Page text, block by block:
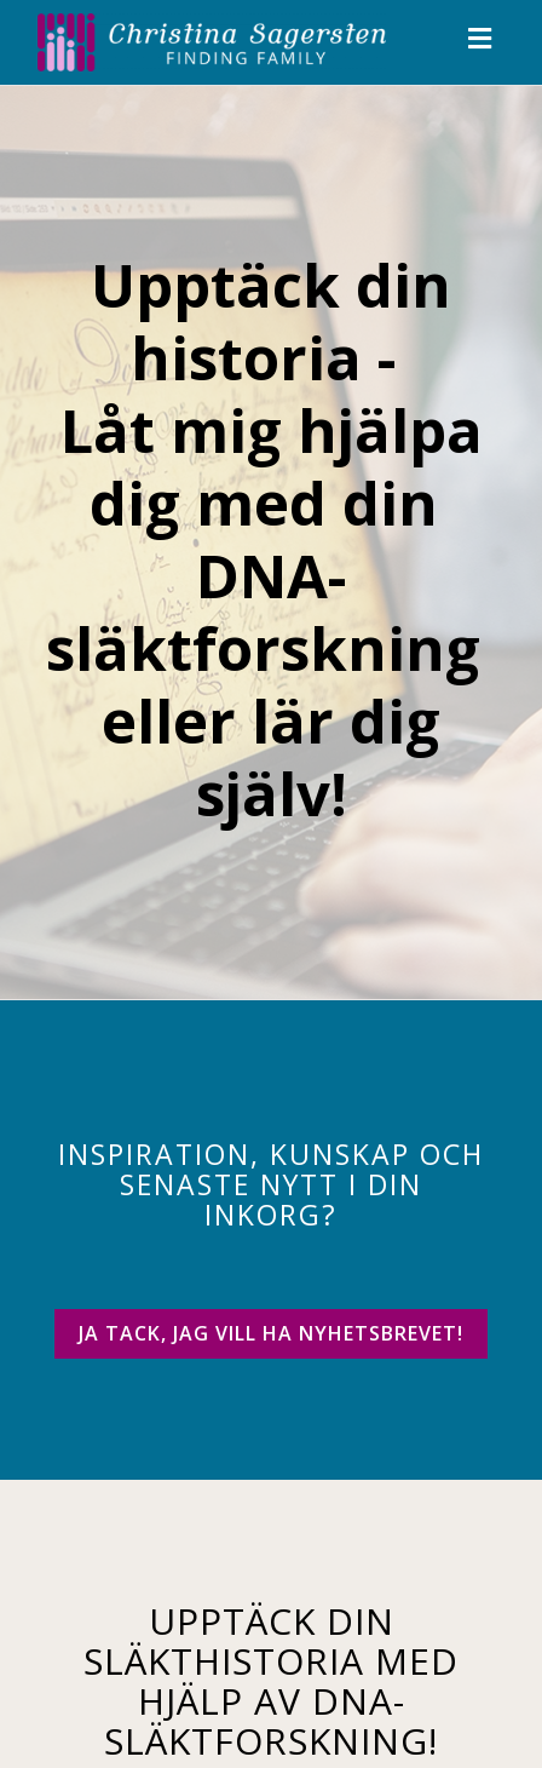
Upptäck din
historia -
Låt mig hjälpa
dig med din
DNA-
släktforskning
eller lär dig
själv!
INSPIRATION, KUNSKAP OCH
SENASTE NYTT I DIN
INKORG?
JA TACK, JAG VILL HA NYHETSBREVET!
UPPTÄCK DIN
SLÄKTHISTORIA MED
HJÄLP AV DNA-
SLÄKTFORSKNING!